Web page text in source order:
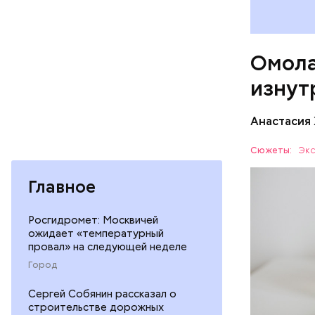
Главное
Росгидромет: Москвичей
ожидает «температурный
провал» на следующей неделе
Город
Сергей Собянин рассказал о
строительстве дорожных
Сюжеты:
Дыня
лютеин
наше
калий
По
щавель в